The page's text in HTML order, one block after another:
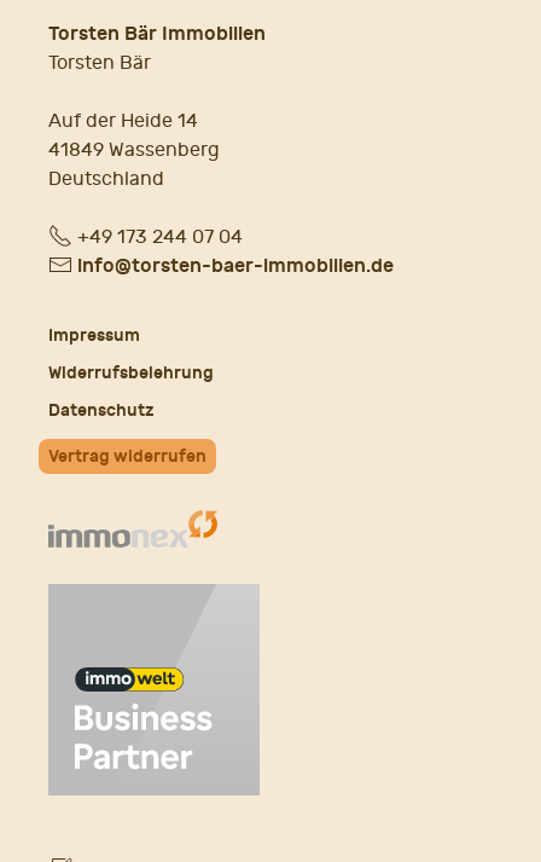
Torsten Bär Immobilien
Torsten Bär
Auf der Heide 14
41849 Wassenberg
Deutschland
Fon+49 173 244 07 04
E- info@torsten-baer-immobilien.de
Impressum
Widerrufsbelehrung
Datenschutz
Vertrag widerrufen